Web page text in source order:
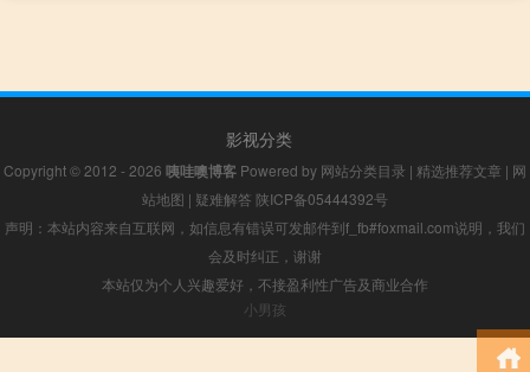
影视分类
Copyright © 2012 - 2026 咦哇噢博客 Powered by 网站分类目录 | 精选推荐文章 | 网
站地图 | 疑难解答 陕ICP备05444392号
声明：本站内容来自互联网，如信息有错误可发邮件到f_fb#foxmail.com说明，我们
会及时纠正，谢谢
本站仅为个人兴趣爱好，不接盈利性广告及商业合作
小男孩